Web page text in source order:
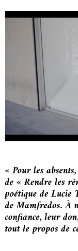
« Pour les
de « Rendre les
poétique de
de Mamfredos. À
confiance, leur
tout le propos de